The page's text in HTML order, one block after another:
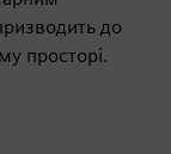
до
просторі.